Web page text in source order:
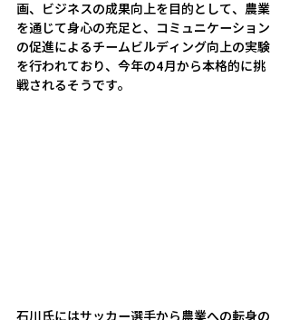
画、ビジネスの成果向上を目的として、農業
を通じて身心の充足と、コミュニケーション
の促進によるチームビルディング向上の実験
を行われており、今年の4月から本格的に挑
戦されるそうです。
石川氏にはサッカー選手から農業への転身の